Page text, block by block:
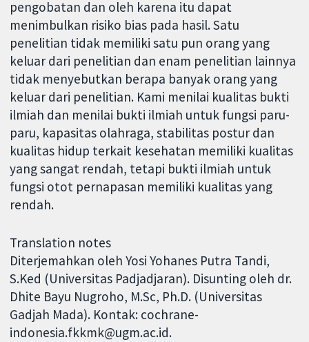
pengobatan dan oleh karena itu dapat
menimbulkan risiko bias pada hasil. Satu
penelitian tidak memiliki satu pun orang yang
keluar dari penelitian dan enam penelitian lainnya
tidak menyebutkan berapa banyak orang yang
keluar dari penelitian. Kami menilai kualitas bukti
ilmiah dan menilai bukti ilmiah untuk fungsi paru-
paru, kapasitas olahraga, stabilitas postur dan
kualitas hidup terkait kesehatan memiliki kualitas
yang sangat rendah, tetapi bukti ilmiah untuk
fungsi otot pernapasan memiliki kualitas yang
rendah.
Translation notes
Diterjemahkan oleh Yosi Yohanes Putra Tandi,
S.Ked (Universitas Padjadjaran). Disunting oleh dr.
Dhite Bayu Nugroho, M.Sc, Ph.D. (Universitas
Gadjah Mada). Kontak: cochrane-
indonesia.fkkmk@ugm.ac.id.